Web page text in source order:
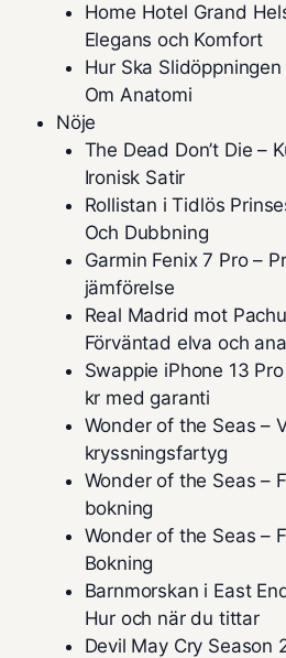
Home Hotel Grand
Elegans och Komfort
Hur Ska
Om Anatomi
Nöje
The Dead Don’t Die –
Ironisk Satir
Rollistan i Tidlös
Och Dubbning
Garmin Fenix 7 Pro –
jämförelse
Real Madrid mot
Förväntad elva och
Swappie iPhone 13
kr med garanti
Wonder of the Seas –
kryssningsfartyg
Wonder of the Seas –
bokning
Wonder of the Seas –
Bokning
Barnmorskan i East
Hur och när du tittar
Devil May Cry Season